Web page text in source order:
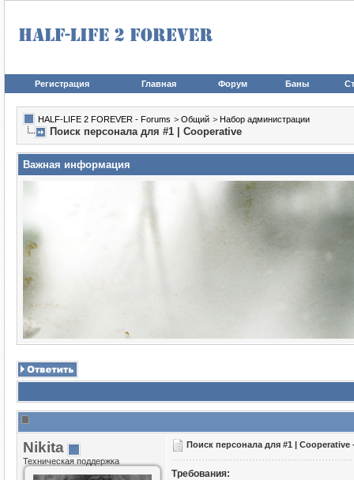
Регистрация Главная Форум Баны
HALF-LIFE 2 FOREVER - Forums > Общий > Набор администрации
Поиск персонала для #1 | Cooperative
Важная информация
Nikita
Техническая поддержка
Поиск персонала для #1 | Cooperative
Требования: